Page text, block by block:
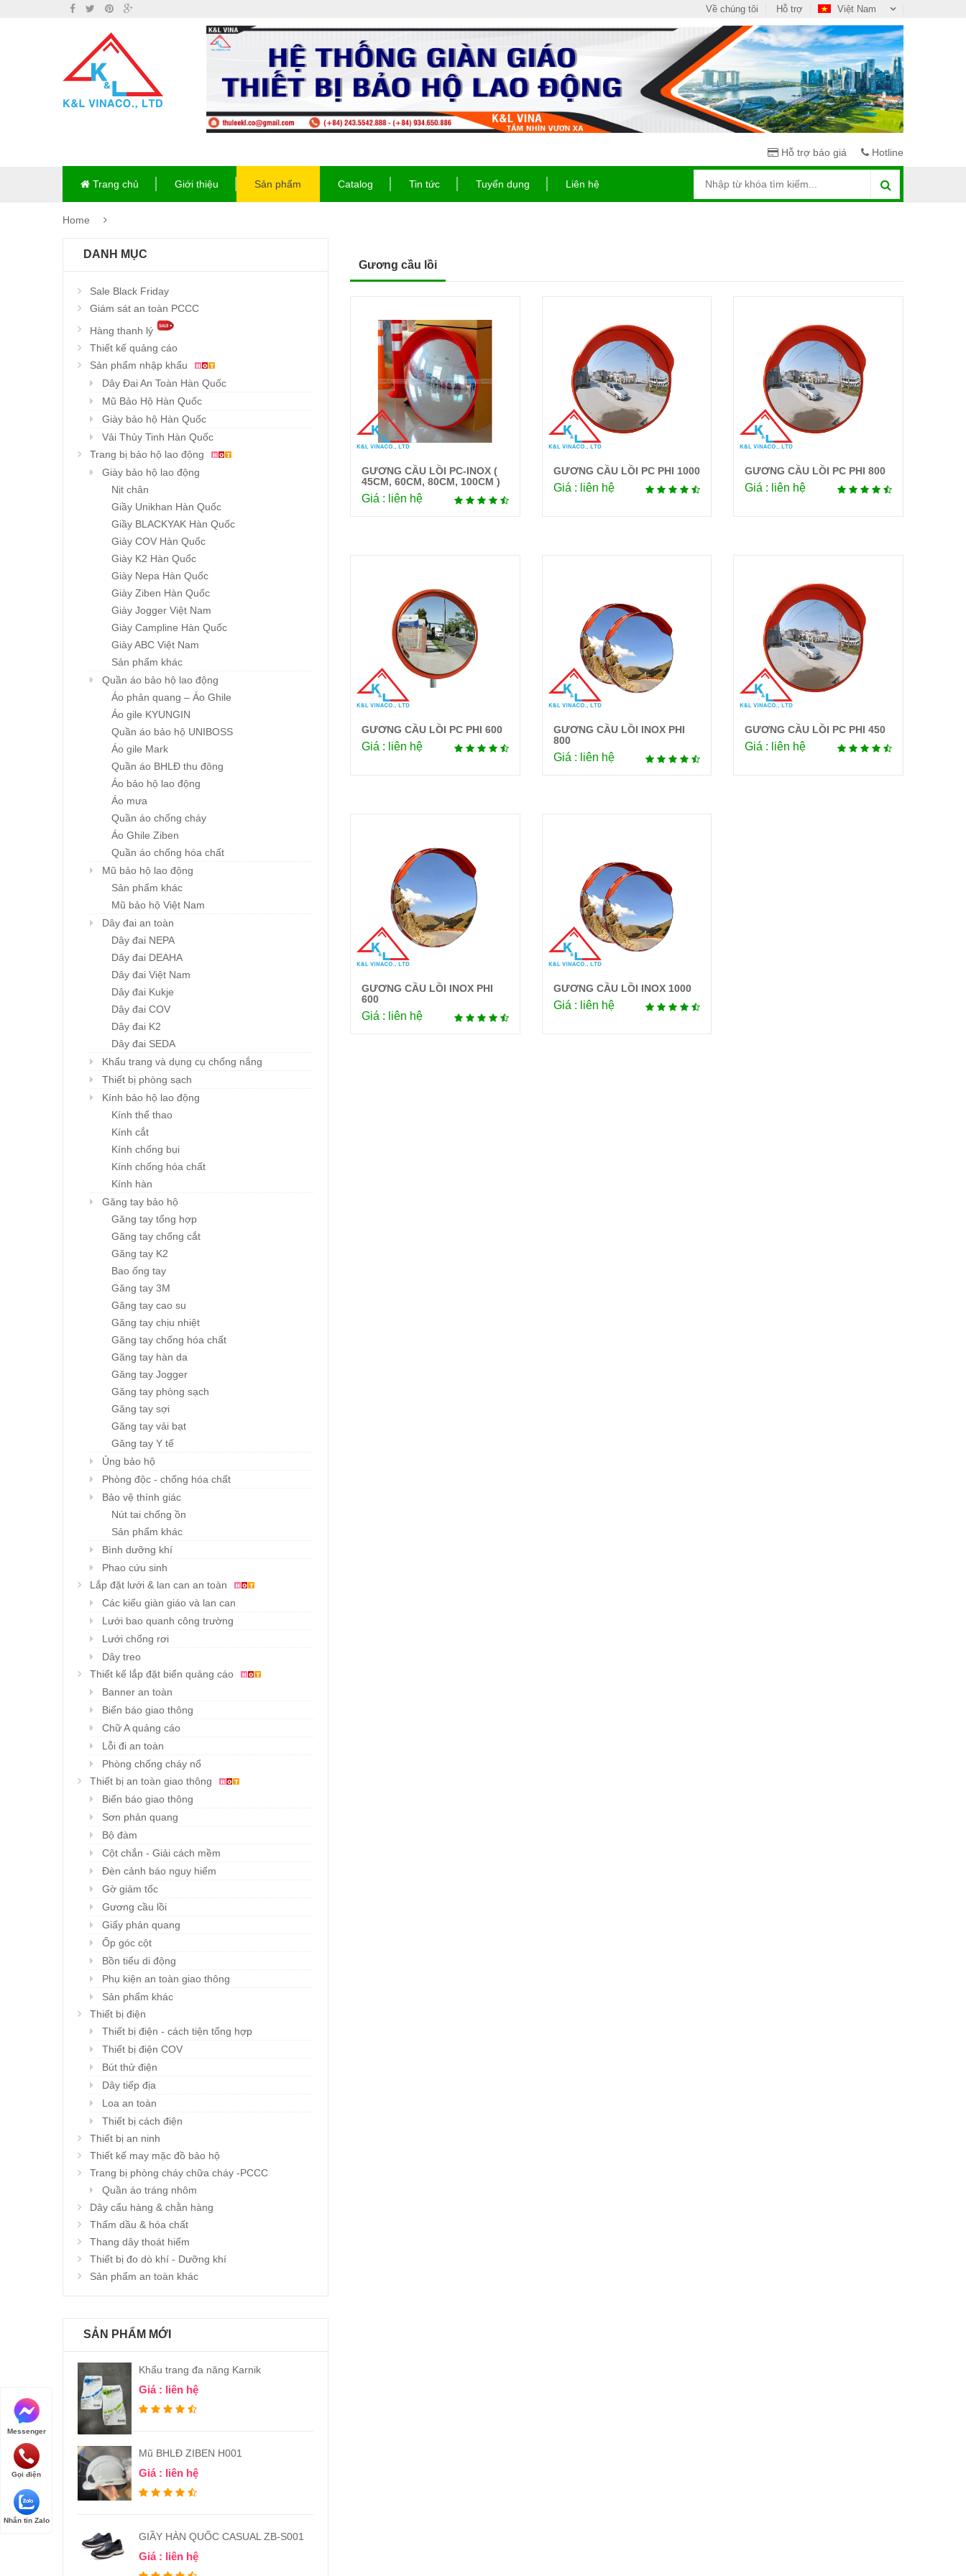
Việt Nam
Về chúng tôi Hỗ trợ
Hỗ trợ báo giá Hotline
Trang chủ Giới thiệu Sản phẩm Catalog Tin tức Tuyển dụng Liên hệ
Home
DANH MỤC
Sale Black Friday
Giám sát an toàn PCCC
Hàng thanh lý
Thiết kế quảng cáo
Sản phẩm nhập khẩu
Dây Đai An Toàn Hàn Quốc
Mũ Bảo Hộ Hàn Quốc
Giày bảo hộ Hàn Quốc
Vải Thủy Tinh Hàn Quốc
Trang bị bảo hộ lao động
Giày bảo hộ lao động
Nịt chân
Giầy Unikhan Hàn Quốc
Giầy BLACKYAK Hàn Quốc
Giày COV Hàn Quốc
Giày K2 Hàn Quốc
Giày Nepa Hàn Quốc
Giày Ziben Hàn Quốc
Giày Jogger Việt Nam
Giày Campline Hàn Quốc
Giày ABC Việt Nam
Sản phẩm khác
Quần áo bảo hộ lao động
Áo phản quang – Áo Ghile
Áo gile KYUNGIN
Quần áo bảo hộ UNIBOSS
Áo gile Mark
Quần áo BHLĐ thu đông
Áo bảo hộ lao động
Áo mưa
Quần áo chống cháy
Áo Ghile Ziben
Quần áo chống hóa chất
Mũ bảo hộ lao động
Sản phẩm khác
Mũ bảo hộ Việt Nam
Dây đai an toàn
Dây đai NEPA
Dây đai DEAHA
Dây đai Việt Nam
Dây đai Kukje
Dây đai COV
Dây đai K2
Dây đai SEDA
Khẩu trang và dụng cụ chống nắng
Thiết bị phòng sạch
Kính bảo hộ lao động
Kính thể thao
Kính cắt
Kính chống bụi
Kính chống hóa chất
Kính hàn
Găng tay bảo hộ
Găng tay tổng hợp
Găng tay chống cắt
Găng tay K2
Bao ống tay
Găng tay 3M
Găng tay cao su
Găng tay chịu nhiệt
Găng tay chống hóa chất
Găng tay hàn da
Găng tay Jogger
Găng tay phòng sạch
Găng tay sợi
Găng tay vải bạt
Găng tay Y tế
Ủng bảo hộ
Phòng độc - chống hóa chất
Bảo vệ thính giác
Nút tai chống ồn
Sản phẩm khác
Bình dưỡng khí
Phao cứu sinh
Lắp đặt lưới & lan can an toàn
Các kiểu giàn giáo và lan can
Lưới bao quanh công trường
Lưới chống rơi
Dây treo
Thiết kế lắp đặt biển quảng cáo
Banner an toàn
Biển báo giao thông
Chữ A quảng cáo
Lỗi đi an toàn
Phòng chống cháy nổ
Thiết bị an toàn giao thông
Biển báo giao thông
Sơn phản quang
Bộ đàm
Cột chắn - Giải cách mềm
Đèn cảnh báo nguy hiểm
Gờ giảm tốc
Gương cầu lồi
Giấy phản quang
Ốp góc cột
Bồn tiểu di động
Phụ kiện an toàn giao thông
Sản phẩm khác
Thiết bị điện
Thiết bị điện - cách tiện tổng hợp
Thiết bị điện COV
Bút thử điện
Dây tiếp địa
Loa an toàn
Thiết bị cách điện
Thiết bị an ninh
Thiết kế may mặc đồ bảo hộ
Trang bị phòng cháy chữa cháy -PCCC
Quần áo tráng nhôm
Dây cẩu hàng & chằn hàng
Thấm dầu & hóa chất
Thang dây thoát hiểm
Thiết bị đo dò khí - Dưỡng khí
Sản phẩm an toàn khác
SẢN PHẨM MỚI
Khẩu trang đa năng Karnik
Giá : liên hệ
Mũ BHLĐ ZIBEN H001
Giá : liên hệ
GIẦY HÀN QUỐC CASUAL ZB-S001
Giá : liên hệ
Gương cầu lồi
Chi tiết
GƯƠNG CẦU LỒI PC-INOX (
45CM, 60CM, 80CM, 100CM )
Giá : liên hệ
Chi tiết
GƯƠNG CẦU LỒI PC PHI 1000
Giá : liên hệ
Chi tiết
GƯƠNG CẦU LỒI PC PHI 800
Giá : liên hệ
Chi tiết
GƯƠNG CẦU LỒI PC PHI 600
Giá : liên hệ
Chi tiết
GƯƠNG CẦU LỒI INOX PHI
800
Giá : liên hệ
Chi tiết
GƯƠNG CẦU LỒI PC PHI 450
Giá : liên hệ
Chi tiết
GƯƠNG CẦU LỒI INOX PHI
600
Giá : liên hệ
Chi tiết
GƯƠNG CẦU LỒI INOX 1000
Giá : liên hệ
Messenger
Gọi điện
Nhắn tin Zalo